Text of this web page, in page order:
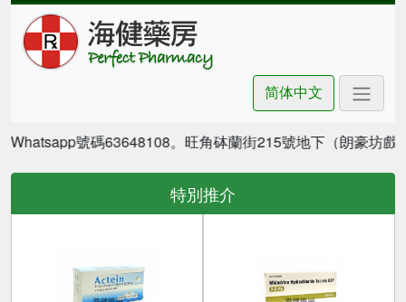
简体中文
Whatsapp號碼63648108。旺角砵蘭街215號地下（朗豪坊戲
特別推介